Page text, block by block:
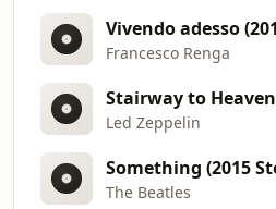
Vivendo adesso
Francesco Renga
Stairway to Heaven
Led Zeppelin
The Beatles